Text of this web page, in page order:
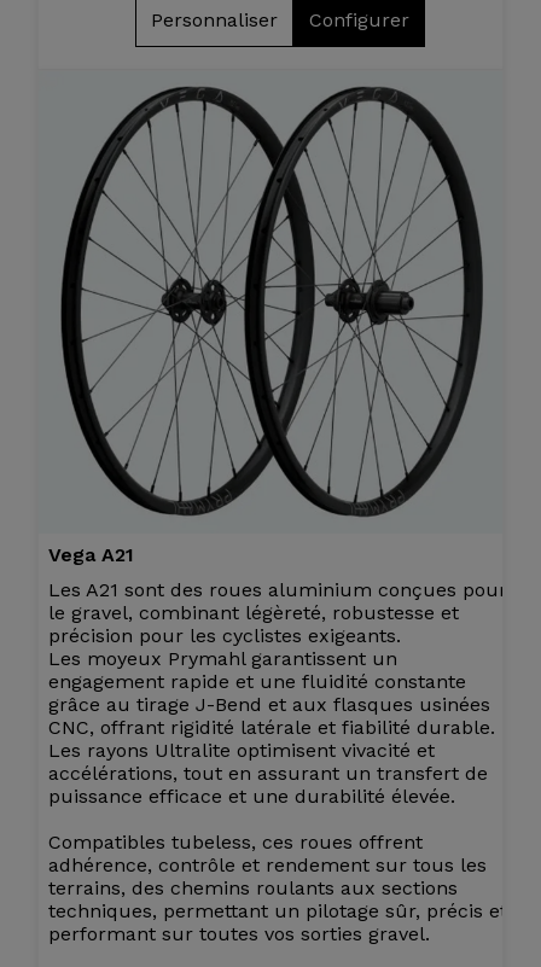
Personnaliser Configurer
Vega A21
Les A21 sont des roues aluminium conçues pour
le gravel, combinant légèreté, robustesse et
précision pour les cyclistes exigeants.
Les moyeux Prymahl garantissent un
engagement rapide et une fluidité constante
grâce au tirage J-Bend et aux flasques usinées
CNC, offrant rigidité latérale et fiabilité durable.
Les rayons Ultralite optimisent vivacité et
accélérations, tout en assurant un transfert de
puissance efficace et une durabilité élevée.
Compatibles tubeless, ces roues offrent
adhérence, contrôle et rendement sur tous les
terrains, des chemins roulants aux sections
techniques, permettant un pilotage sûr, précis et
performant sur toutes vos sorties gravel.